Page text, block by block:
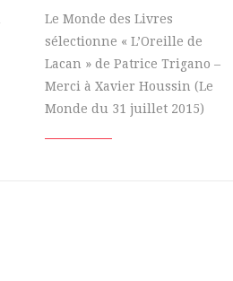
Le Monde des Livres
sélectionne « L’Oreille de
Lacan » de Patrice Trigano –
Merci à Xavier Houssin (Le
Monde du 31 juillet 2015)